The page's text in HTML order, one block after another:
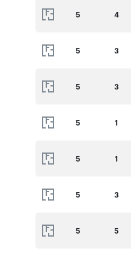
5 4
5 3
5 3
5 1
5 1
5 3
5 5